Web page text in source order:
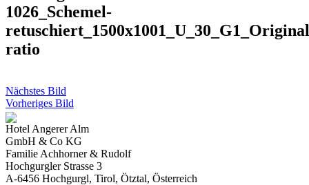
1026_Schemel-
retuschiert_1500x1001_U_30_G1_Original
ratio
Nächstes Bild
Vorheriges Bild
Hotel Angerer Alm
GmbH & Co KG
Familie Achhorner & Rudolf
Hochgurgler Strasse 3
A-6456 Hochgurgl, Tirol, Ötztal, Österreich